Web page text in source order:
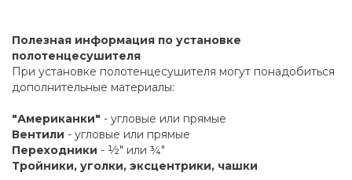
Полезная информация по установке
полотенцесушителя
При установке полотенцесушителя могут понадобиться
дополнительные материалы:
"Американки" - угловые или прямые
Вентили - угловые или прямые
Переходники - ½" или ¾"
Тройники, уголки, эксцентрики, чашки